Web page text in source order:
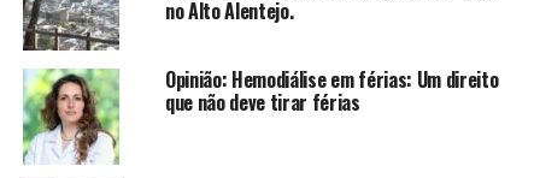
no Alto Alentejo.
Opinião: Hemodiálise em férias: Um direito
que não deve tirar férias